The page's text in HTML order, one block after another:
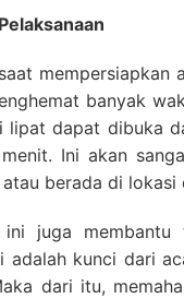
mempersiapkan
banyak
lipat dapat dibuka
Ini akan
berada di lokasi
ini juga
adalah kunci dari
dari itu,